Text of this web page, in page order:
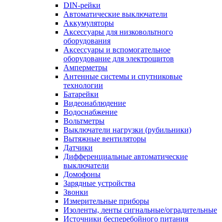
DIN-рейки
Автоматические выключатели
Аккумуляторы
Аксессуары для низковольтного
оборудования
Аксессуары и вспомогательное
оборудование для электрощитов
Амперметры
Антенные системы и спутниковые
технологии
Батарейки
Видеонаблюдение
Водоснабжение
Вольтметры
Выключатели нагрузки (рубильники)
Вытяжные вентиляторы
Датчики
Дифференциальные автоматические
выключатели
Домофоны
Зарядные устройства
Звонки
Измерительные приборы
Изоленты, ленты сигнальные/оградительные
Источники бесперебойного питания